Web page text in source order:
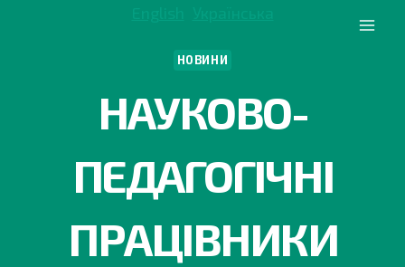
НОВИНИ
НАУКОВО-
ПЕДАГОГІЧНІ
ПРАЦІВНИКИ